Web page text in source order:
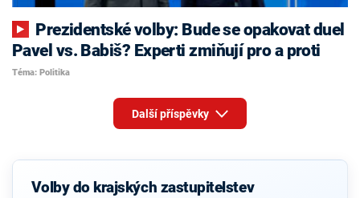
Pavel vs. Babiš? Experti zmiňují pro a proti
Téma: Politika
Další příspěvky
Volby do krajských zastupitelstev